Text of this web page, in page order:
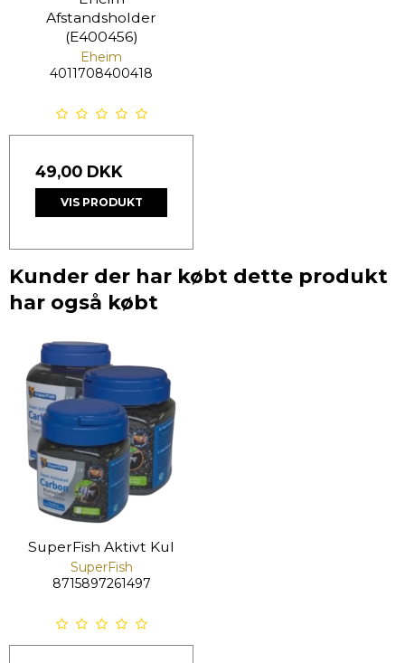
Afstandsholder
(E400456)
Eheim
4011708400418
49,00 DKK
VIS PRODUKT
Kunder der har købt dette produkt
har også købt
SuperFish Aktivt Kul
SuperFish
8715897261497